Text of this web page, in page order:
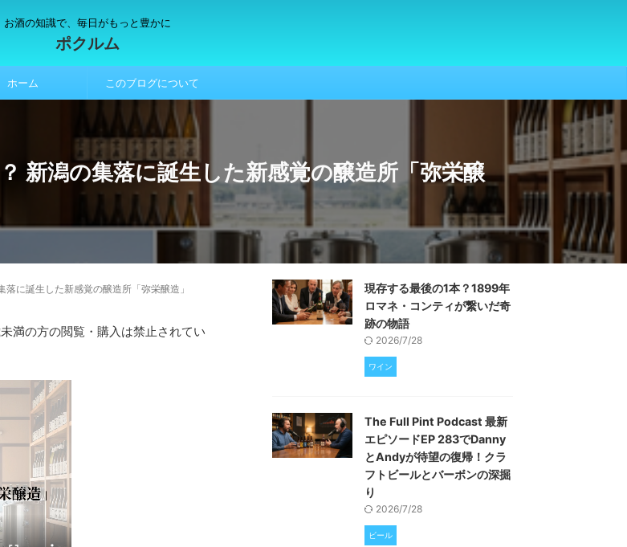
お酒の知識で、毎日がもっと豊かに
ポクルム
ホーム このブログについて
新潟の集落に誕生した新感覚の醸造所「弥栄醸
に誕生した新感覚の醸造所「弥栄醸造」
満の方の閲覧・購入は禁止されてい
現存する最後の1本？1899年
ロマネ・コンティが繋いだ奇
跡の物語
2026/7/28
ワイン
The Full Pint Podcast 最新
エピソードEP 283でDanny
とAndyが待望の復帰！クラ
フトビールとバーボンの深掘
り
2026/7/28
ビール